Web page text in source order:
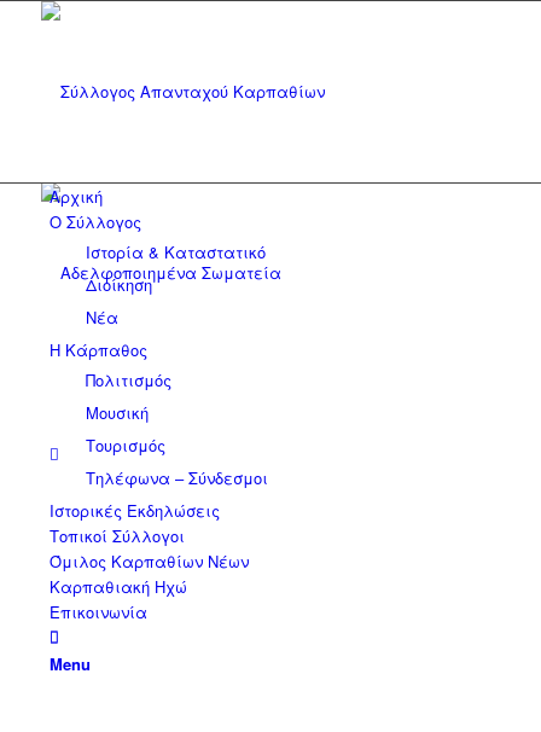
Αρχική
Ο Σύλλογος
Ιστορία & Καταστατικό
Διοίκηση
Νέα
Η Κάρπαθος
Πολιτισμός
Μουσική
Τουρισμός
Τηλέφωνα – Σύνδεσμοι
Ιστορικές Εκδηλώσεις
Τοπικοί Σύλλογοι
Όμιλος Καρπαθίων Νέων
Καρπαθιακή Ηχώ
Επικοινωνία
Menu